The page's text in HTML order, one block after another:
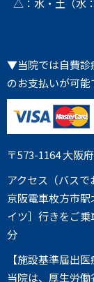
△：水・土（水
▼当院では自費診
のお支払いが可能
〒573-1164 大阪
アクセス（バスで
京阪電車枚方市
イツ］行きをご
分
【施設基準届出医
当院は、厚生労